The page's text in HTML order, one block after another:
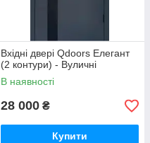
Вхідні двері Qdoors Елегант
(2 контури) - Вуличні
В наявності
28 000 ₴
Купити